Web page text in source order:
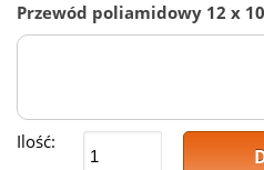
Przewód poliamidowy 12 x
Ilość: